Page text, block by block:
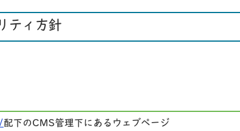
ティ方針
配下のCMS管理下にあるウェブページ